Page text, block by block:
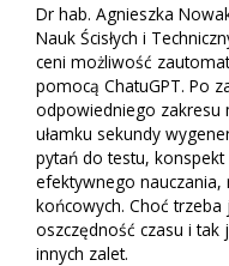
Dr hab. Agnieszka
Nauk Ścisłych i
ceni możliwość
pomocą ChatuGPT. Po
odpowiedniego zakresu
ułamku sekundy
pytań do testu,
efektywnego
końcowych. Choć
oszczędność czasu i tak
innych zalet.